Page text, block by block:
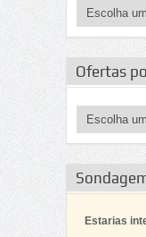
Ofertas
Estarias